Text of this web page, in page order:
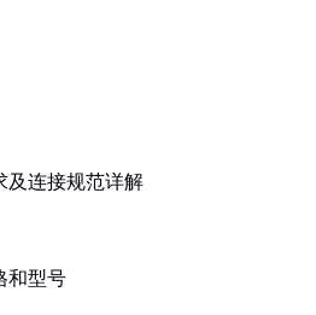
及连接规范详解
和型号